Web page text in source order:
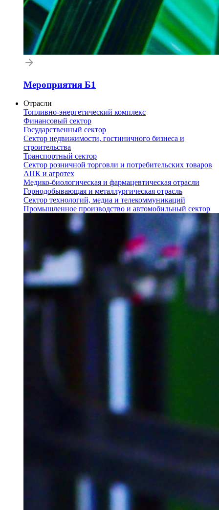
Мероприятия Б1
Отрасли
Топливно-энергетический комплекс
Финансовый сектор
Государственный сектор
Сектор недвижимости, гостиничного бизнеса и
строительства
Транспортный сектор
Сектор розничной торговли и потребительских товаров
АПК и агротех
Медико-биологическая и фармацевтическая отрасли
Горнодобывающая и металлургическая отрасль
Сектор технологий, медиа и телекоммуникаций
Промышленное производство и автомобильный сектор